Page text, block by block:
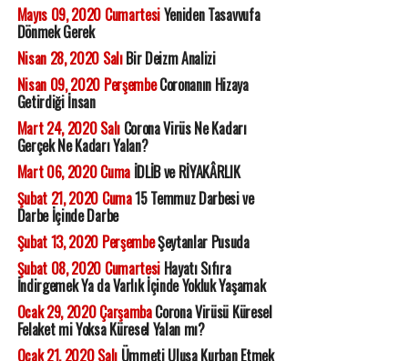
Mayıs 09, 2020 CumartesiYeniden Tasavvufa
Dönmek Gerek
Nisan 28, 2020 SalıBir Deizm Analizi
Nisan 09, 2020 PerşembeCoronanın Hizaya
Getirdiği İnsan
Mart 24, 2020 SalıCorona Virüs Ne Kadarı
Gerçek Ne Kadarı Yalan?
Mart 06, 2020 CumaİDLİB ve RİYAKÂRLIK
Şubat 21, 2020 Cuma15 Temmuz Darbesi ve
Darbe İçinde Darbe
Şubat 13, 2020 PerşembeŞeytanlar Pusuda
Şubat 08, 2020 CumartesiHayatı Sıfıra
İndirgemek Ya da Varlık İçinde Yokluk Yaşamak
Ocak 29, 2020 ÇarşambaCorona Virüsü Küresel
Felaket mi Yoksa Küresel Yalan mı?
Ocak 21, 2020 SalıÜmmeti Ulusa Kurban Etmek